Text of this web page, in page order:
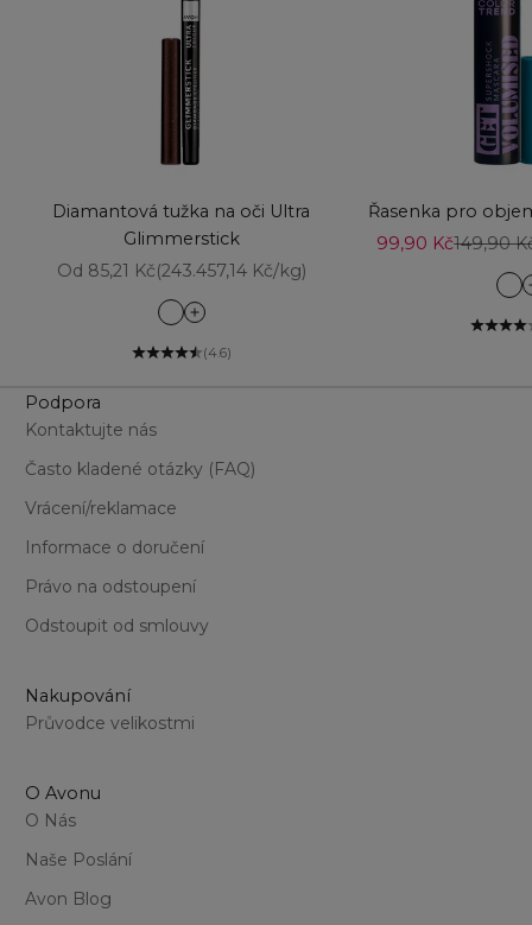
Diamantová tužka na oči Ultra
Glimmerstick
Prodejní cena
Od 85,21 Kč(243.457,14 Kč/kg)
Amethyst
Aqua Sparkle
Brown Sugar
Cool Bronze
Emerald Glow
Gold
Pink Coral
Smokey Diamond
(4.6)
Řasenka pro
Prodejní cena
99,90 KčBěžná
149,90
Podpora
Kontaktujte nás
Často kladené otázky (FAQ)
Vrácení/reklamace
Informace o doručení
Právo na odstoupení
Odstoupit od smlouvy
Nakupování
Průvodce velikostmi
O Avonu
O Nás
Naše Poslání
Avon Blog